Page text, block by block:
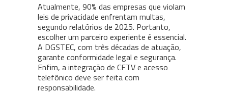
Atualmente, 90% das empresas que violam
leis de privacidade enfrentam multas,
segundo relatórios de 2025. Portanto,
escolher um parceiro experiente é essencial.
A DGSTEC, com três décadas de atuação,
garante conformidade legal e segurança.
Enfim, a integração de CFTV e acesso
telefônico deve ser feita com
responsabilidade.